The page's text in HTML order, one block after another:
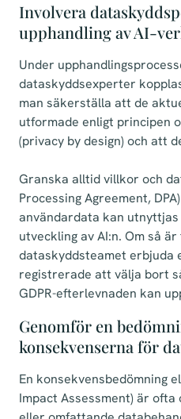
Involvera
upphandling av AI-
Under
dataskyddsexperter
man säkerställa att de
utformade enligt principen
(privacy by design) och att
Granska alltid villkor och
Processing Agreement,
användardata kan
utveckling av AI:n. Om så
dataskyddsteamet erbjuda
registrerade att välja bort
GDPR-efterlevnaden kan
Genomför en
konsekvenserna för
En konsekvensbedömning
Impact Assessment) är